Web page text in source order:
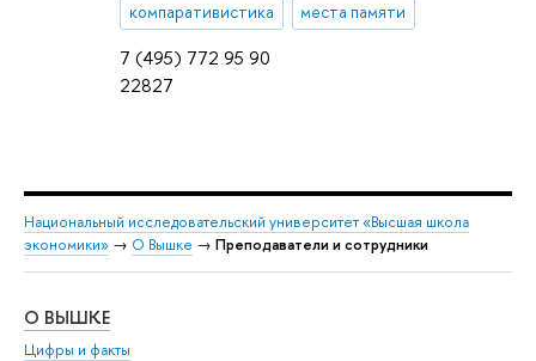
7 (495) 772 95 90
22827
компаративистика места памяти
Национальный исследовательский университет «Высшая школа
экономики» → О Вышке → Преподаватели и сотрудники
О ВЫШКЕ
Цифры и факты